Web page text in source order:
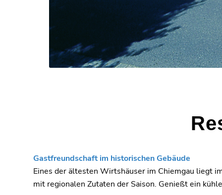
Gastfreundschaft im historischen Gebäude
Eines der ältesten Wirtshäuser im Chiemgau liegt
mit regionalen Zutaten der Saison. Genießt ein